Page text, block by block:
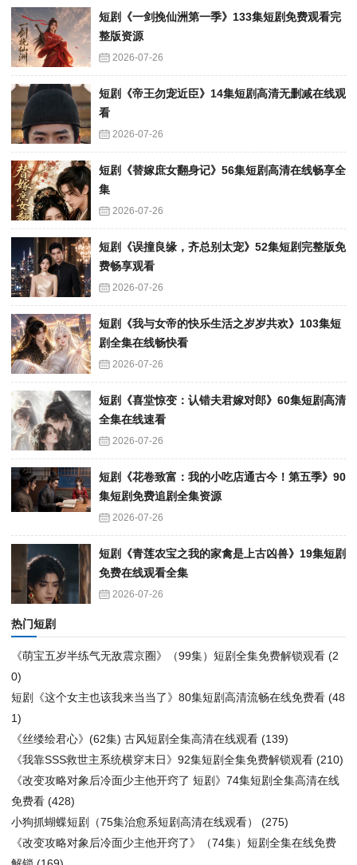
短剧《一剑挽仙洲第一季》133集短剧免费观看完
整版资源
2026-07-26
短剧《帝王勿宠近臣》14集短剧高清无删减在线观
看
2026-07-26
短剧《替嫁庶女翻身记》56集短剧高清在线畅享全
集
2026-07-26
短剧《误撞良缘，齐总别太宠》52集短剧完整版免
费畅享观看
2026-07-26
短剧《我与女帝的快乐生活之岁岁共欢》103集短
剧全集在线畅快看
2026-07-26
短剧《喜堂惊变：认错夫君嫁对郎》60集短剧高清
全集在线速看
2026-07-26
短剧《花卷致富：我的小吃店通古今！第五季》90
集短剧免费追剧全集资源
2026-07-26
短剧《青莲农宝之我的家禽是上古凶兽》19集短剧
免费在线观看全集
2026-07-26
热门短剧
《萌宝五岁半练气无敌震京圈》（99集）短剧全集免费解锁观看 (2
0)
短剧《这个女主也该我来当当了》80集短剧高清流畅在线免费看 (48
1)
《丝缕绘君心》(62集) 古风短剧全集高清在线观看 (139)
《我靠SSS救世主系统横穿末日》92集短剧全集免费解锁观看 (210)
《改变攻略对象后冷面少主他开窍了 短剧》74集短剧全集高清在线
免费看 (428)
小狗抓蝴蝶短剧（75集治愈系短剧高清在线观看）
(275)
《改变攻略对象后冷面少主他开窍了》（74集）短剧全集在线免费